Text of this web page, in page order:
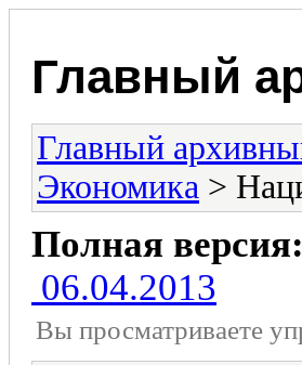
Главный
Главный
Экономика >
Полная версия:
06.04.2013
Вы просматриваете